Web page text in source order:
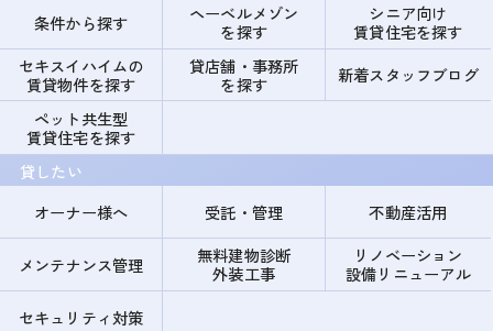
条件から探す
ヘーベルメゾン
を探す
シニア向け
賃貸住宅を探す
セキスイハイムの
賃貸物件を探す
貸店舗・事務所
を探す
新着スタッフブログ
ペット共生型
賃貸住宅を探す
貸したい
オーナー様へ
受託・管理 不動産活用
メンテナンス管理
無料建物診断
外装工事
リノベーション
設備リニューアル
セキュリティ対策